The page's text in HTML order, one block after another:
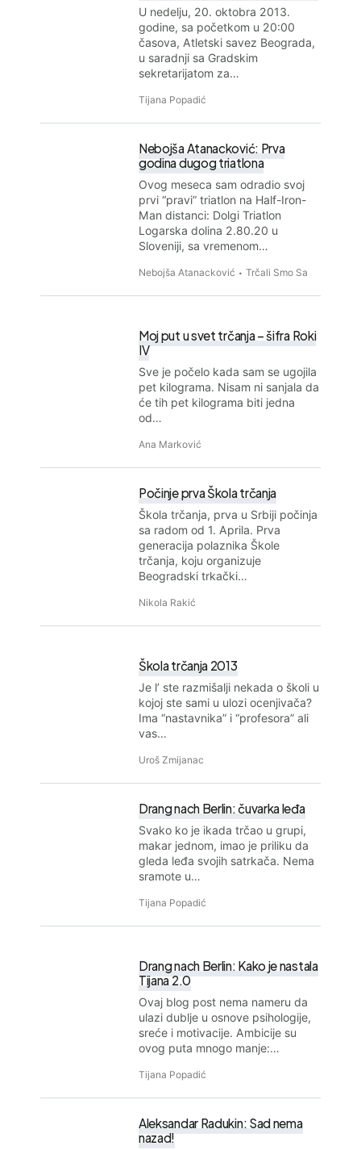
U nedelju, 20. oktobra 2013.
godine, sa početkom u 20:00
časova, Atletski savez Beograda,
u saradnji sa Gradskim
sekretarijatom za…
Tijana Popadić
Nebojša Atanacković: Prva
godina dugog triatlona
Ovog meseca sam odradio svoj
prvi “pravi” triatlon na Half-Iron-
Man distanci: Dolgi Triatlon
Logarska dolina 2.80.20 u
Sloveniji, sa vremenom…
Nebojša Atanacković Trčali Smo Sa
Moj put u svet trčanja – šifra Roki
IV
Sve je počelo kada sam se ugojila
pet kilograma. Nisam ni sanjala da
će tih pet kilograma biti jedna
od…
Ana Marković
Počinje prva Škola trčanja
Škola trčanja, prva u Srbiji počinja
sa radom od 1. Aprila. Prva
generacija polaznika Škole
trčanja, koju organizuje
Beogradski trkački…
Nikola Rakić
Škola trčanja 2013
Je l’ ste razmišalji nekada o školi u
kojoj ste sami u ulozi ocenjivača?
Ima “nastavnika” i “profesora” ali
vas…
Uroš Zmijanac
Drang nach Berlin: čuvarka leđa
Svako ko je ikada trčao u grupi,
makar jednom, imao je priliku da
gleda leđa svojih satrkača. Nema
sramote u…
Tijana Popadić
Drang nach Berlin: Kako je nastala
Tijana 2.0
Ovaj blog post nema nameru da
ulazi dublje u osnove psihologije,
sreće i motivacije. Ambicije su
ovog puta mnogo manje:…
Tijana Popadić
Aleksandar Radukin: Sad nema
nazad!